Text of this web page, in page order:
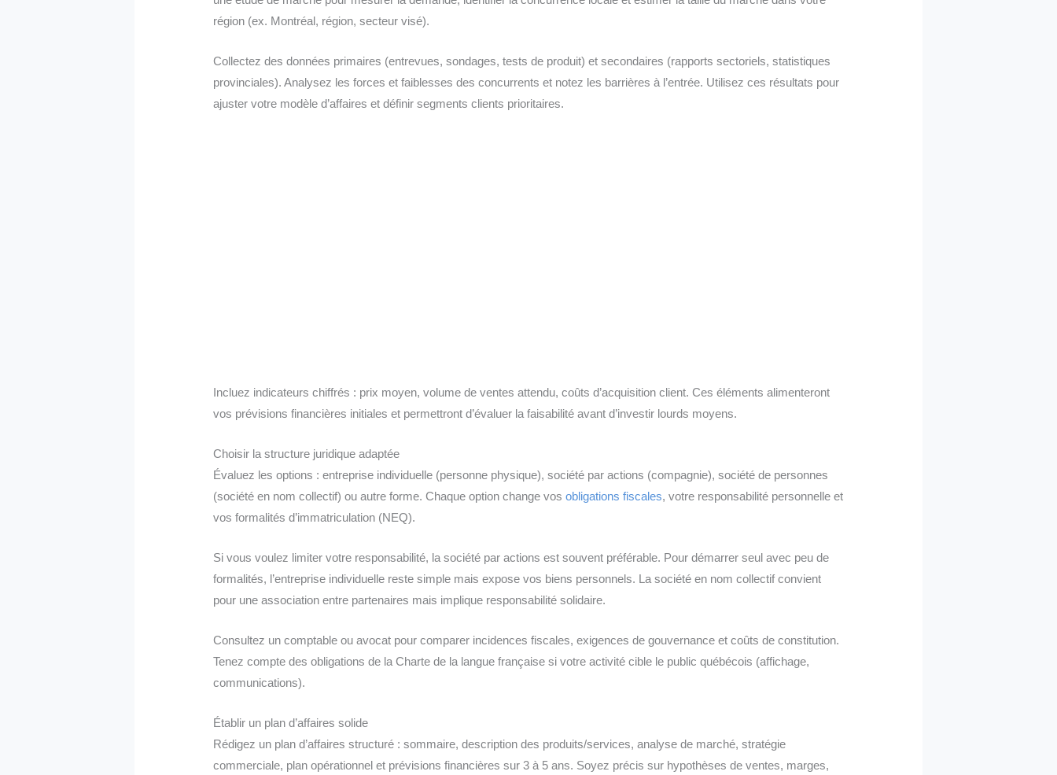
région (ex. Montréal, région, secteur visé).
Collectez des données primaires (entrevues, sondages, tests de produit) et secondaires (rapports sectoriels, statistiques
provinciales). Analysez les forces et faiblesses des concurrents et notez les barrières à l’entrée. Utilisez ces résultats pour
ajuster votre modèle d’affaires et définir segments clients prioritaires.
Incluez indicateurs chiffrés : prix moyen, volume de ventes attendu, coûts d’acquisition client. Ces éléments alimenteront
vos prévisions financières initiales et permettront d’évaluer la faisabilité avant d’investir lourds moyens.
Choisir la structure juridique adaptée
Évaluez les options : entreprise individuelle (personne physique), société par actions (compagnie), société de personnes
(société en nom collectif) ou autre forme. Chaque option change vosobligations fiscales, votre responsabilité personnelle et
vos formalités d’immatriculation (NEQ).
Si vous voulez limiter votre responsabilité, la société par actions est souvent préférable. Pour démarrer seul avec peu de
formalités, l’entreprise individuelle reste simple mais expose vos biens personnels. La société en nom collectif convient
pour une association entre partenaires mais implique responsabilité solidaire.
Consultez un comptable ou avocat pour comparer incidences fiscales, exigences de gouvernance et coûts de constitution.
Tenez compte des obligations de la Charte de la langue française si votre activité cible le public québécois (affichage,
communications).
Établir un plan d’affaires solide
Rédigez un plan d’affaires structuré : sommaire, description des produits/services, analyse de marché, stratégie
commerciale, plan opérationnel et prévisions financières sur 3 à 5 ans. Soyez précis sur hypothèses de ventes, marges,